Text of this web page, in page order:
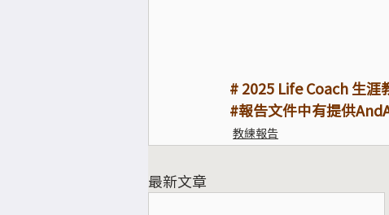
​​# 2025 Life Coach 生涯
​​#報告文件中有提供
教練報告
最新文章